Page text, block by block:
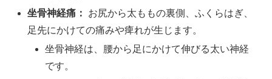
坐骨神経痛：
お尻から太ももの裏側、ふくらはぎ、
足先にかけての痛みや痺れが生じます。
坐骨神経は、腰から足にかけて伸びる太い神経
です。